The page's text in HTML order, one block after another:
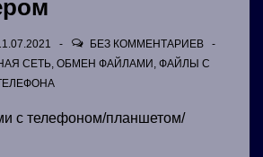
БЕЗ КОММЕНТАРИЕВ
СЕТЬ, ОБМЕН ФАЙЛАМИ , ФАЙЛЫ С